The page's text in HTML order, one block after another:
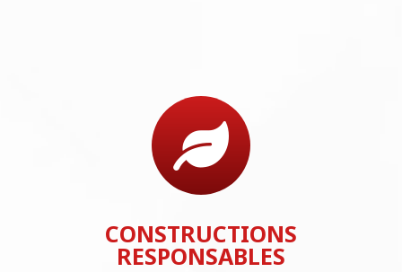
CONSTRUCTIONS
RESPONSABLES